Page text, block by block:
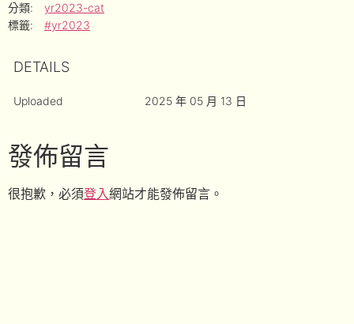
分類:
yr2023-cat
標籤:
#yr2023
DETAILS
Uploaded 2025 年 05 月 13 日
發佈留言
很抱歉，必須登入網站才能發佈留言。